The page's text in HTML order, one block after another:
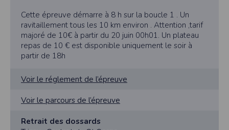
Cette épreuve démarre à 8 h sur la boucle 1 . Un
ravitaillement tous les 10 km environ . Attention ,tarif
majoré de 10€ à partir du 20 juin 00h01. Un plateau
repas de 10 € est disponible uniquement le soir à
partir de 18h
Voir le réglement de l’épreuve
Voir le parcours de l’épreuve
Retrait des dossards
Traduction in English :
This app requires camera permissions if the user is interested in uploading a
photo to the gallery. We collect information from the photos you share. This app
does not require information from your contacts.
Payment information
No payment is made within the app, so no information about your credit or